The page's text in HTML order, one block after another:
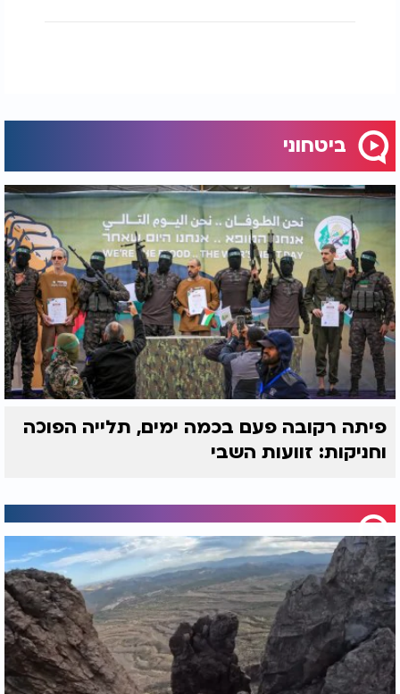
ביטחוני
פיתה רקובה פעם בכמה ימים, תלייה הפוכה
וחניקות: זוועות השבי